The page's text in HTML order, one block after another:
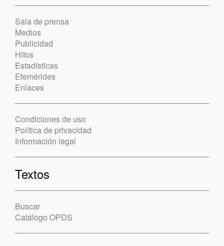
Sala de prensa
Medios
Publicidad
Hitos
Estadísticas
Efemérides
Enlaces
Condiciones de uso
Política de privacidad
Información legal
Textos
Buscar
Catálogo OPDS